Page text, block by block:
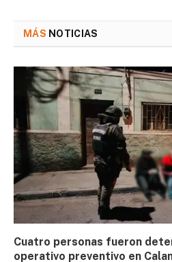
MÁS NOTICIAS
Cuatro personas fueron
operativo preventivo en